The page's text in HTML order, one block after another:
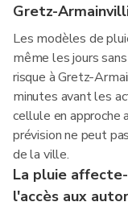
Gretz-
Les modèles de
même les jours
risque à Gretz-
minutes avant les
cellule en approche
prévision ne peut
de la ville.
La pluie
l'accès aux